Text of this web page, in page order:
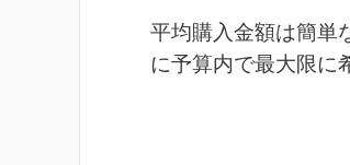
平均購入金額は簡単
に予算内で最大限に